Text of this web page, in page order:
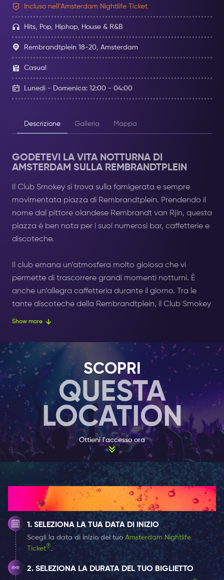
Incluso nell’Amsterdam Nightlife Ticket
Hits, Pop, Hiphop, House & R&B
Rembrandtplein 18-20, Amsterdam
Casual
Lunedi - Domenica: 12:00 - 04:00
Descrizione Galleria Mappa
GODETEVI LA VITA NOTTURNA DI
AMSTERDAM SULLA REMBRANDTPLEIN
Il Club Smokey si trova sulla famigerata e sempre
movimentata piazza di Rembrandtplein. Prendendo il
nome dal pittore olandese Rembrandt van Rjin, questa
piazza è ben nota per i suoi numerosi bar, caffetterie e
discoteche.
Il club emana un’atmosfera molto gioiosa che vi
permette di trascorrere grandi momenti notturni. È
anche un’allegra caffetteria durante il giorno. Tra le
tante discoteche della Rembrandtplein, il Club Smokey
è aperto 7 giorni la settimana con un’agenda piena.
Divertitevi ogni giorno con i fantastici DJ, che suonano
tutti quegli straordinari successi del momento che non
vi lasceranno fermi sulla pista da ballo. Usate un
Biglietto Amsterdam Nightlifeper godervi i diversi
benefici, incluso l’ingresso gratuito. Riguardo alla
caffetteria diurna, i visitatori possono divertirsi al tavolo
da biliardo o guardare un incontro di football sugli
schermi HD, mentre sorseggiano un caffè caldo o una
birra fredda.
IL CLUB SMOKEY VUOLE CHE I SUOI VISITATORI SI
SENTANO SPECIALI E TRASCORRANO DELL’OTTIMO
TEMPO
Il Club Smokey vuole che i suoi visitatori si sentano
speciali e trascorrano dell’ottimo tempo. I vostri
momenti in discoteca possono essere catturati da
fotografi professionisti che sono sempre disponibili per
cogliere situazioni divertenti. Quindi non presentatevi
Show more
SCOPRI
QUESTA
LOCATION
Ottieni l'accesso ora
Come funziona
SELEZIONA LA TUA DATA DI INIZIO
Scegli la data di inizio del tuoAmsterdam Nightlife
Ticket®.
SELEZIONA LA DURATA DEL TUO BIGLIETTO